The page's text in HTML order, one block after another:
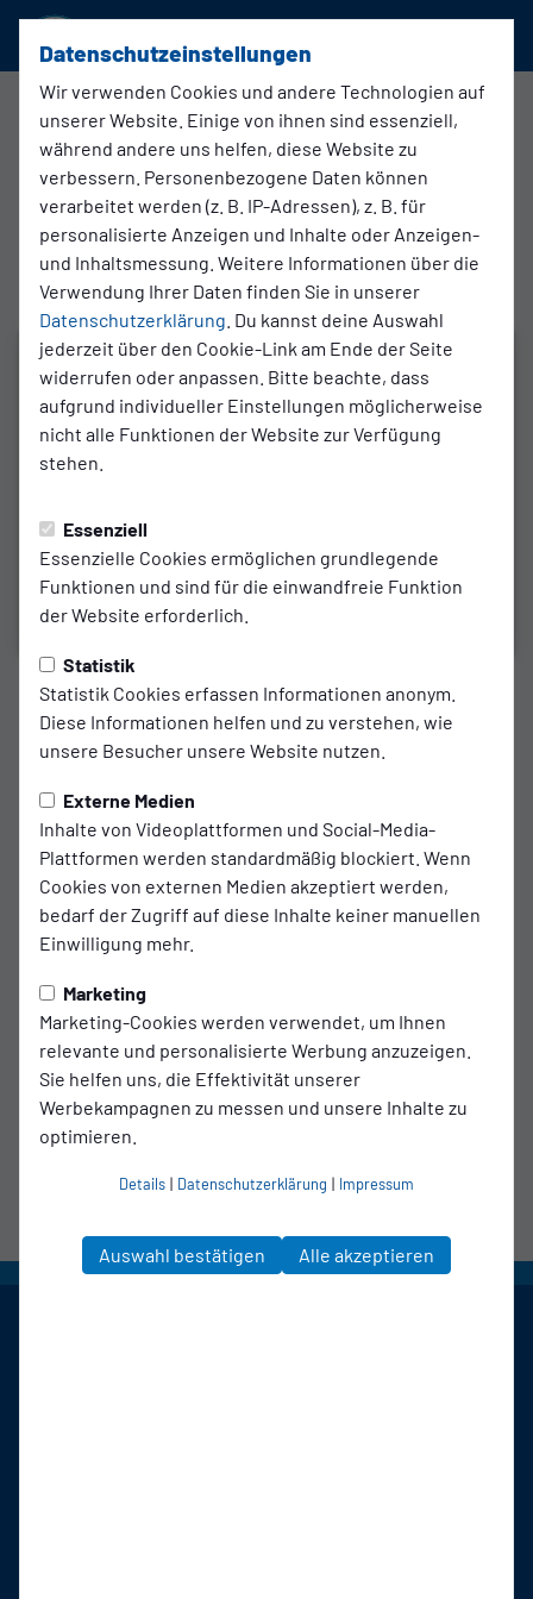
Datenschutzeinstellungen
Wir verwenden Cookies und andere Technologien auf
unserer Website. Einige von ihnen sind essenziell,
während andere uns helfen, diese Website zu
verbessern. Personenbezogene Daten können
verarbeitet werden (z. B. IP-Adressen), z. B. für
personalisierte Anzeigen und Inhalte oder Anzeigen-
und Inhaltsmessung. Weitere Informationen über die
Verwendung Ihrer Daten finden Sie in unserer
Datenschutzerklärung . Du kannst deine Auswahl
jederzeit über den Cookie-Link am Ende der Seite
widerrufen oder anpassen. Bitte beachte, dass
aufgrund individueller Einstellungen möglicherweise
nicht alle Funktionen der Website zur Verfügung
stehen.
Essenziell
Essenzielle Cookies ermöglichen grundlegende
Funktionen und sind für die einwandfreie Funktion
der Website erforderlich.
Statistik
Statistik Cookies erfassen Informationen anonym.
Diese Informationen helfen und zu verstehen, wie
unsere Besucher unsere Website nutzen.
Externe Medien
Inhalte von Videoplattformen und Social-Media-
Plattformen werden standardmäßig blockiert. Wenn
Cookies von externen Medien akzeptiert werden,
bedarf der Zugriff auf diese Inhalte keiner manuellen
Einwilligung mehr.
Marketing
Marketing-Cookies werden verwendet, um Ihnen
relevante und personalisierte Werbung anzuzeigen.
Sie helfen uns, die Effektivität unserer
Werbekampagnen zu messen und unsere Inhalte zu
optimieren.
Details | Datenschutzerklärung | Impressum
Auswahl bestätigen Alle akzeptieren
Regionalliga West , 32. Spieltag
SC Wiedenbrück
1. Mannschaft
1:0
SSVg Velbert 02
1. Mannschaft
1. MANNSCHAFT
SC Wiedenbrück - SSVg Velbert -
zum Artikel
Spielort
Rietberger Str. 29
33378 Rheda-Wiedenbrück
Wegbeschreibung